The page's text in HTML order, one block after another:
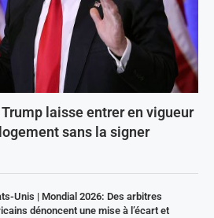
laisse entrer en vigueur
sans la signer
Unis | Mondial 2026: Des arbitres
dénoncent une mise à l’écart et